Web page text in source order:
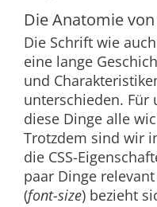
Die Anatomie
Die Schrift wie
eine lange
und
unterschieden. Für
diese Dinge alle
Trotzdem sind wir
die CSS-
paar Dinge relevant
(font-size) bezieht